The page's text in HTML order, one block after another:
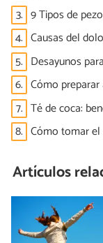
3. 9 Tipos de
4. Causas del
5. Desayunos
6. Cómo
7. Té de coca:
8. Cómo tomar
Artículos